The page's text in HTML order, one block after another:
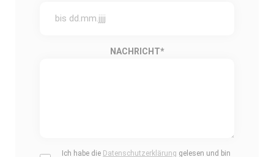
NACHRICHT*
Ich habe die Datenschutzerklärung gelesen und bin